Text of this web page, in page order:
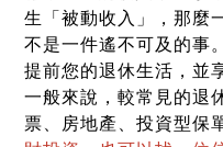
生「被動收入」，那麼
不是一件遙不可及的事
提前您的退休生活，並
一般來說，較常見的退
票、房地產、投資型保